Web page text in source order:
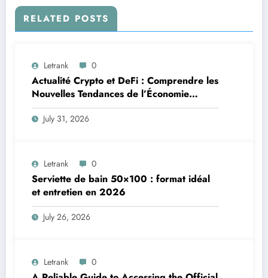
RELATED POSTS
Letrank 0
Actualité Crypto et DeFi : Comprendre les
Nouvelles Tendances de l’Économie
Numérique
July 31, 2026
Letrank 0
Serviette de bain 50×100 : format idéal
et entretien en 2026
July 26, 2026
Letrank 0